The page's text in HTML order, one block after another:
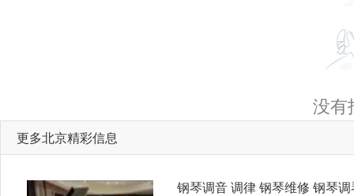
没有
更多北京精彩信息
钢琴调音 调律 钢琴维修 钢琴调